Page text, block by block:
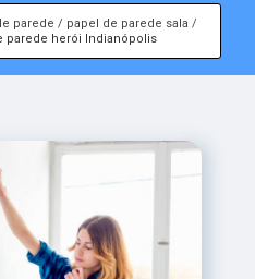
parede
papel de parede sala
parede herói Indianópolis